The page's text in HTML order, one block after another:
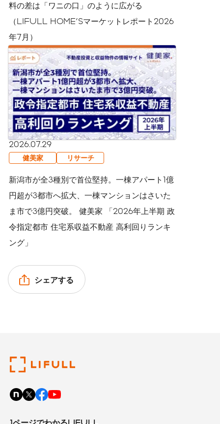
料の差は「ワニの口」のように広がる
（LIFULL HOME'Sマーケットレポート2026
年7月）
2026.07.29
健美家 リサーチ
新潟市が全3種別で首位堅持。一棟アパート1億
円超が3都市へ拡大、一棟マンションはさいた
ま市で3億円突破。 健美家 「2026年上半期 政
令指定都市 住宅系収益不動産 高利回りランキ
ング」
シェアする